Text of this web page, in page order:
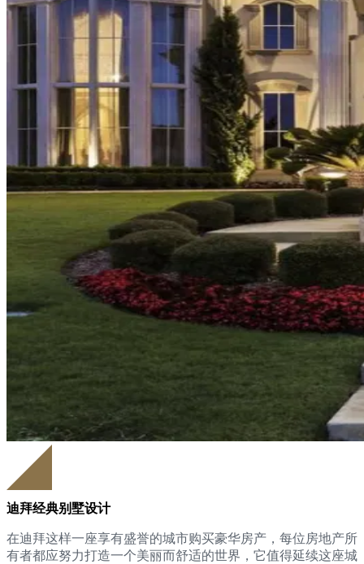
迪拜经典别墅设计
在迪拜这样一座享有盛誉的城市购买豪华房产，每位房地产所
有者都应努力打造一个美丽而舒适的世界，它值得延续这座城